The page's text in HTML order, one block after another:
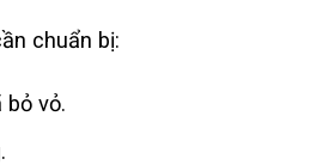
chuẩn bị:
bỏ vỏ.